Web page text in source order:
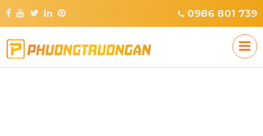
0986 801 739